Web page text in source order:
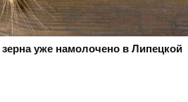
уже намолочено в Липецкой